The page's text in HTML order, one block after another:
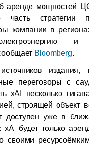
аренде мощностей
часть стратегии
компании в
и
Bloomberg.
издания,
переговоры с
xAI несколько
строящей объект
доступен уже в
xAI будет только
своими